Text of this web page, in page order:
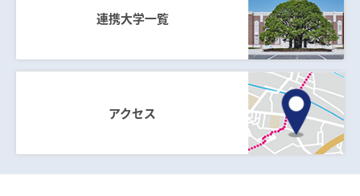
連携大学一覧
アクセス